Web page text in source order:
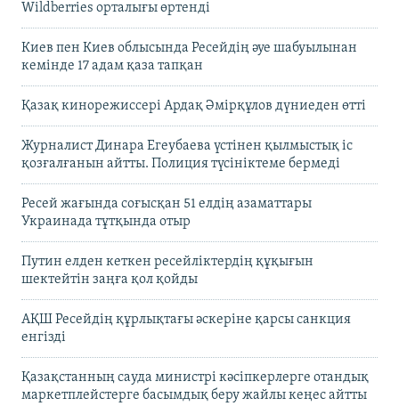
Wildberries орталығы өртенді
Киев пен Киев облысында Ресейдің әуе шабуылынан
кемінде 17 адам қаза тапқан
Қазақ кинорежиссері Ардақ Әмірқұлов дүниеден өтті
Журналист Динара Егеубаева үстінен қылмыстық іс
қозғалғанын айтты. Полиция түсініктеме бермеді
Ресей жағында соғысқан 51 елдің азаматтары
Украинада тұтқында отыр
Путин елден кеткен ресейліктердің құқығын
шектейтін заңға қол қойды
АҚШ Ресейдің құрлықтағы әскеріне қарсы санкция
енгізді
Қазақстанның сауда министрі кәсіпкерлерге отандық
маркетплейстерге басымдық беру жайлы кеңес айтты